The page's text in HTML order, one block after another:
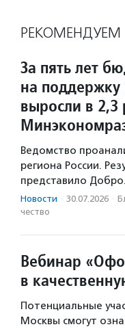
РЕКОМЕНДУЕМ
За пять лет
на поддержку
выросли в 2,3
Ведомство
региона России.
представило
Новости · 30.07.2026 ·
чест­во
Вебинар
в
Потенциальные
Москвы смогут